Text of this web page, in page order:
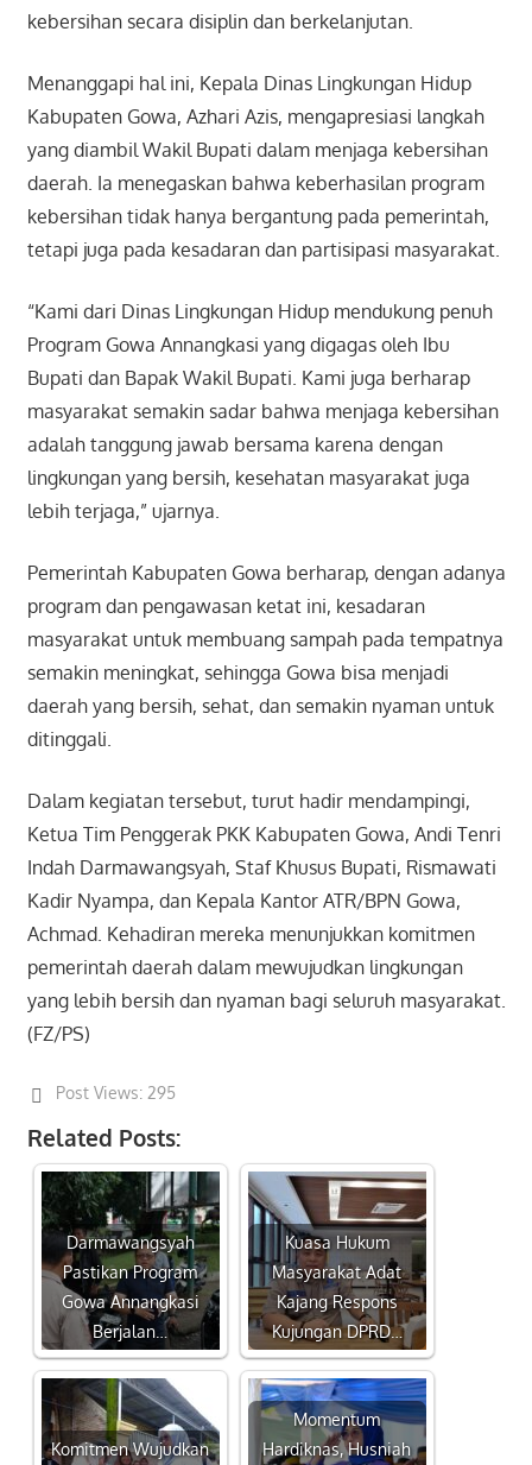
kebersihan secara disiplin dan berkelanjutan.
Menanggapi hal ini, Kepala Dinas Lingkungan Hidup
Kabupaten Gowa, Azhari Azis, mengapresiasi langkah
yang diambil Wakil Bupati dalam menjaga kebersihan
daerah. Ia menegaskan bahwa keberhasilan program
kebersihan tidak hanya bergantung pada pemerintah,
tetapi juga pada kesadaran dan partisipasi masyarakat.
“Kami dari Dinas Lingkungan Hidup mendukung penuh
Program Gowa Annangkasi yang digagas oleh Ibu
Bupati dan Bapak Wakil Bupati. Kami juga berharap
masyarakat semakin sadar bahwa menjaga kebersihan
adalah tanggung jawab bersama karena dengan
lingkungan yang bersih, kesehatan masyarakat juga
lebih terjaga,” ujarnya.
Pemerintah Kabupaten Gowa berharap, dengan adanya
program dan pengawasan ketat ini, kesadaran
masyarakat untuk membuang sampah pada tempatnya
semakin meningkat, sehingga Gowa bisa menjadi
daerah yang bersih, sehat, dan semakin nyaman untuk
ditinggali.
Dalam kegiatan tersebut, turut hadir mendampingi,
Ketua Tim Penggerak PKK Kabupaten Gowa, Andi Tenri
Indah Darmawangsyah, Staf Khusus Bupati, Rismawati
Kadir Nyampa, dan Kepala Kantor ATR/BPN Gowa,
Achmad. Kehadiran mereka menunjukkan komitmen
pemerintah daerah dalam mewujudkan lingkungan
yang lebih bersih dan nyaman bagi seluruh masyarakat.
(FZ/PS)
Post Views: 295
Related Posts:
Darmawangsyah
Pastikan Program
Gowa Annangkasi
Berjalan…
Kuasa Hukum
Masyarakat Adat
Kajang Respons
Kujungan DPRD…
Komitmen Wujudkan
Momentum
Hardiknas, Husniah